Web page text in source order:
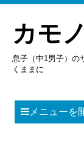
カモ
息子（中1男子）の
くままに
メニューを